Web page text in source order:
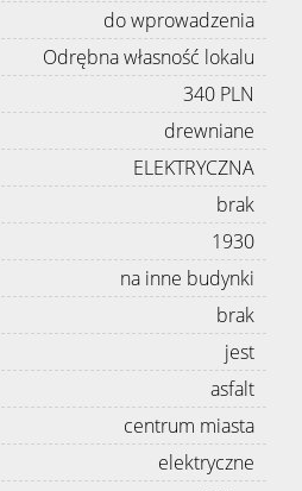
do wprowadzenia
Odrębna własność lokalu
340 PLN
drewniane
ELEKTRYCZNA
brak
1930
na inne budynki
brak
jest
asfalt
centrum miasta
elektryczne